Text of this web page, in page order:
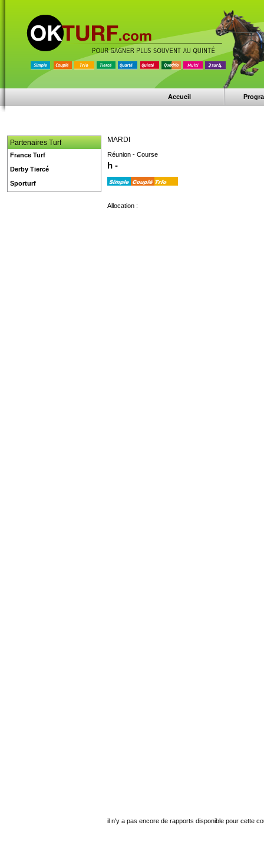
Accueil
MARDI
Réunion - Course
h -
Allocation :
il n'y a pas encore de rapports disponible pour cette
Partenaires Turf
France Turf
Derby Tiercé
Sporturf